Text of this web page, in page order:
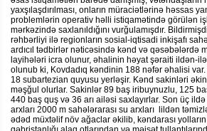
yaxşılaşdırılması, onların müraciətlərinə həssas
problemlərin operativ həlli istiqamətində görülən
mərkəzində saxlanıldığını vurğulamışdır.
rəhbərliyi ilə regionların sosial-iqtisadi inkişafı
ardıcıl tədbirlər nəticəsində kənd və qəsəbələrdə
layihələri icra olunur, əhalinin həyat şəraiti ildən-ilə
olunub ki, Kovdadıq kəndinin 188 nəfər əhalisi
18 subartezian quyusu yerləşir. Kənd sakinləri
məşğul olurlar. Sakinlər 89 baş iribuynuzlu, 125
440 baş quş və 36 arı ailəsi saxlayırlar. Son üç
arxları 2000 m sahələrarası su arxları lildən
ədəd müxtəlif növ ağaclar əkilib, kəndarası